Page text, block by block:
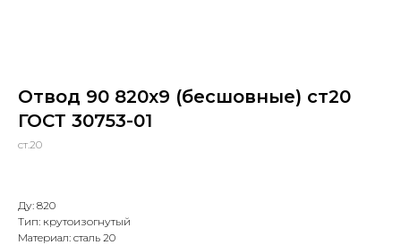
Отвод 90 820х9 (бесшовные) ст20
ГОСТ 30753-01
ст.20
Ду: 820
Тип: крутоизогнутый
Материал: сталь 20